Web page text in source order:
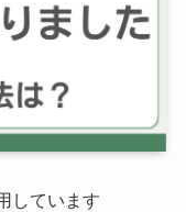
しています